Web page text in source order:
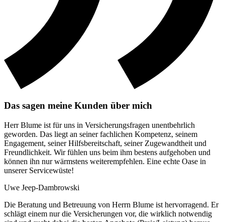
Das sagen meine Kunden über mich
Herr Blume ist für uns in Versicherungsfragen unentbehrlich
geworden. Das liegt an seiner fachlichen Kompetenz, seinem
Engagement, seiner Hilfsbereitschaft, seiner Zugewandtheit und
Freundlichkeit. Wir fühlen uns beim ihm bestens aufgehoben und
können ihn nur wärmstens weiterempfehlen. Eine echte Oase in
unserer Servicewüste!
Uwe Jeep-Dambrowski
Die Beratung und Betreuung von Herrn Blume ist hervorragend. Er
schlägt einem nur die Versicherungen vor, die wirklich notwendig